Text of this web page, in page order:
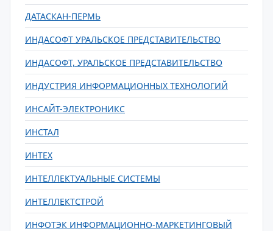
ДАТАСКАН-ПЕРМЬ
ИНДАСОФТ УРАЛЬСКОЕ ПРЕДСТАВИТЕЛЬСТВО
ИНДАСОФТ, УРАЛЬСКОЕ ПРЕДСТАВИТЕЛЬСТВО
ИНДУСТРИЯ ИНФОРМАЦИОННЫХ ТЕХНОЛОГИЙ
ИНСАЙТ-ЭЛЕКТРОНИКС
ИНСТАЛ
ИНТЕХ
ИНТЕЛЛЕКТУАЛЬНЫЕ СИСТЕМЫ
ИНТЕЛЛЕКТСТРОЙ
ИНФОТЭК ИНФОРМАЦИОННО-МАРКЕТИНГОВЫЙ